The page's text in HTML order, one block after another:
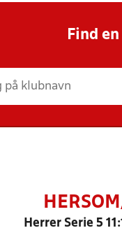
Find
Herrer Serie 5